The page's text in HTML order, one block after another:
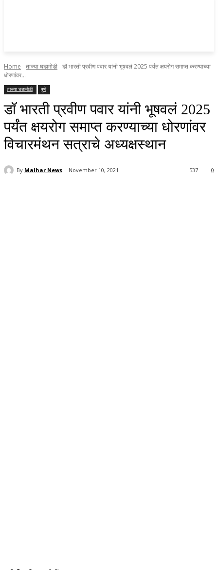
Home ताज्या घडामोडी डॉ भारती प्रवीण पवार यांनी भूषवलं 2025 पर्यंत क्षयरोग समाप्त करण्याच्या
धोरणांवर...
ताज्या घडामोडी पुणे
डॉ भारती प्रवीण पवार यांनी भूषवलं 2025
पर्यंत क्षयरोग समाप्त करण्याच्या धोरणांवर
विचारमंथन सत्राचे अध्यक्षस्थान
By Malhar News November 10, 2021 0
537